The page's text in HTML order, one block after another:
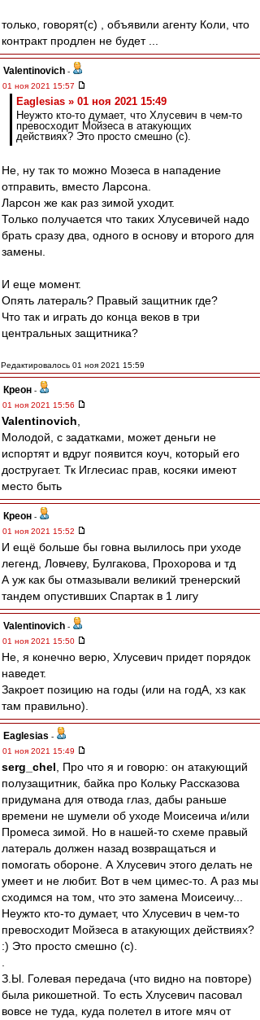
только, говорят(с) , объявили агенту Коли, что
контракт продлен не будет ...
Valentinovich -
01 ноя 2021 15:57
Eaglesias » 01 ноя 2021 15:49
Неужто кто-то думает, что Хлусевич в чем-то
превосходит Мойзеса в атакующих
действиях? Это просто смешно (с).
Не, ну так то можно Мозеса в нападение
отправить, вместо Ларсона.
Ларсон же как раз зимой уходит.
Только получается что таких Хлусевичей надо
брать сразу два, одного в основу и второго для
замены.
И еще момент.
Опять латераль? Правый защитник где?
Что так и играть до конца веков в три
центральных защитника?
Редактировалось 01 ноя 2021 15:59
Креон -
01 ноя 2021 15:56
Valentinovich
Молодой, с задатками, может деньги не
испортят и вдруг появится коуч, который его
достругает. Тк Иглесиас прав, косяки имеют
место быть
Креон -
01 ноя 2021 15:52
И ещё больше бы говна вылилось при уходе
легенд, Ловчеву, Булгакова, Прохорова и тд
А уж как бы отмазывали великий тренерский
тандем опустивших Спартак в 1 лигу
Valentinovich -
01 ноя 2021 15:50
Не, я конечно верю, Хлусевич придет порядок
наведет.
Закроет позицию на годы (или на годА, хз как
там правильно).
Eaglesias -
01 ноя 2021 15:49
serg_chel , Про что я и говорю: он атакующий
полузащитник, байка про Кольку Рассказова
придумана для отвода глаз, дабы раньше
времени не шумели об уходе Моисеича и/или
Промеса зимой. Но в нашей-то схеме правый
латераль должен назад возвращаться и
помогать обороне. А Хлусевич этого делать не
умеет и не любит. Вот в чем цимес-то. А раз мы
сходимся на том, что это замена Моисеичу...
Неужто кто-то думает, что Хлусевич в чем-то
превосходит Мойзеса в атакующих действиях?
:) Это просто смешно (с).
З.Ы. Голевая передача (что видно на повторе)
была рикошетной. То есть Хлусевич пасовал
вовсе не туда, куда полетел в итоге мяч от